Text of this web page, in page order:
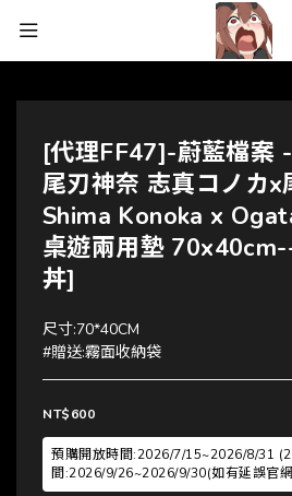
[代理FF47]-蔚藍檔案
尾刃神奈 志真コノカx
Shima Konoka x
桌遊兩用墊
丼]
尺寸:70*40CM
#贈送:霧面收納袋
NT$600
預購開放時間:2026/7/15~2026/8/31
間:2026/9/26~2026/9/30(如有延誤官